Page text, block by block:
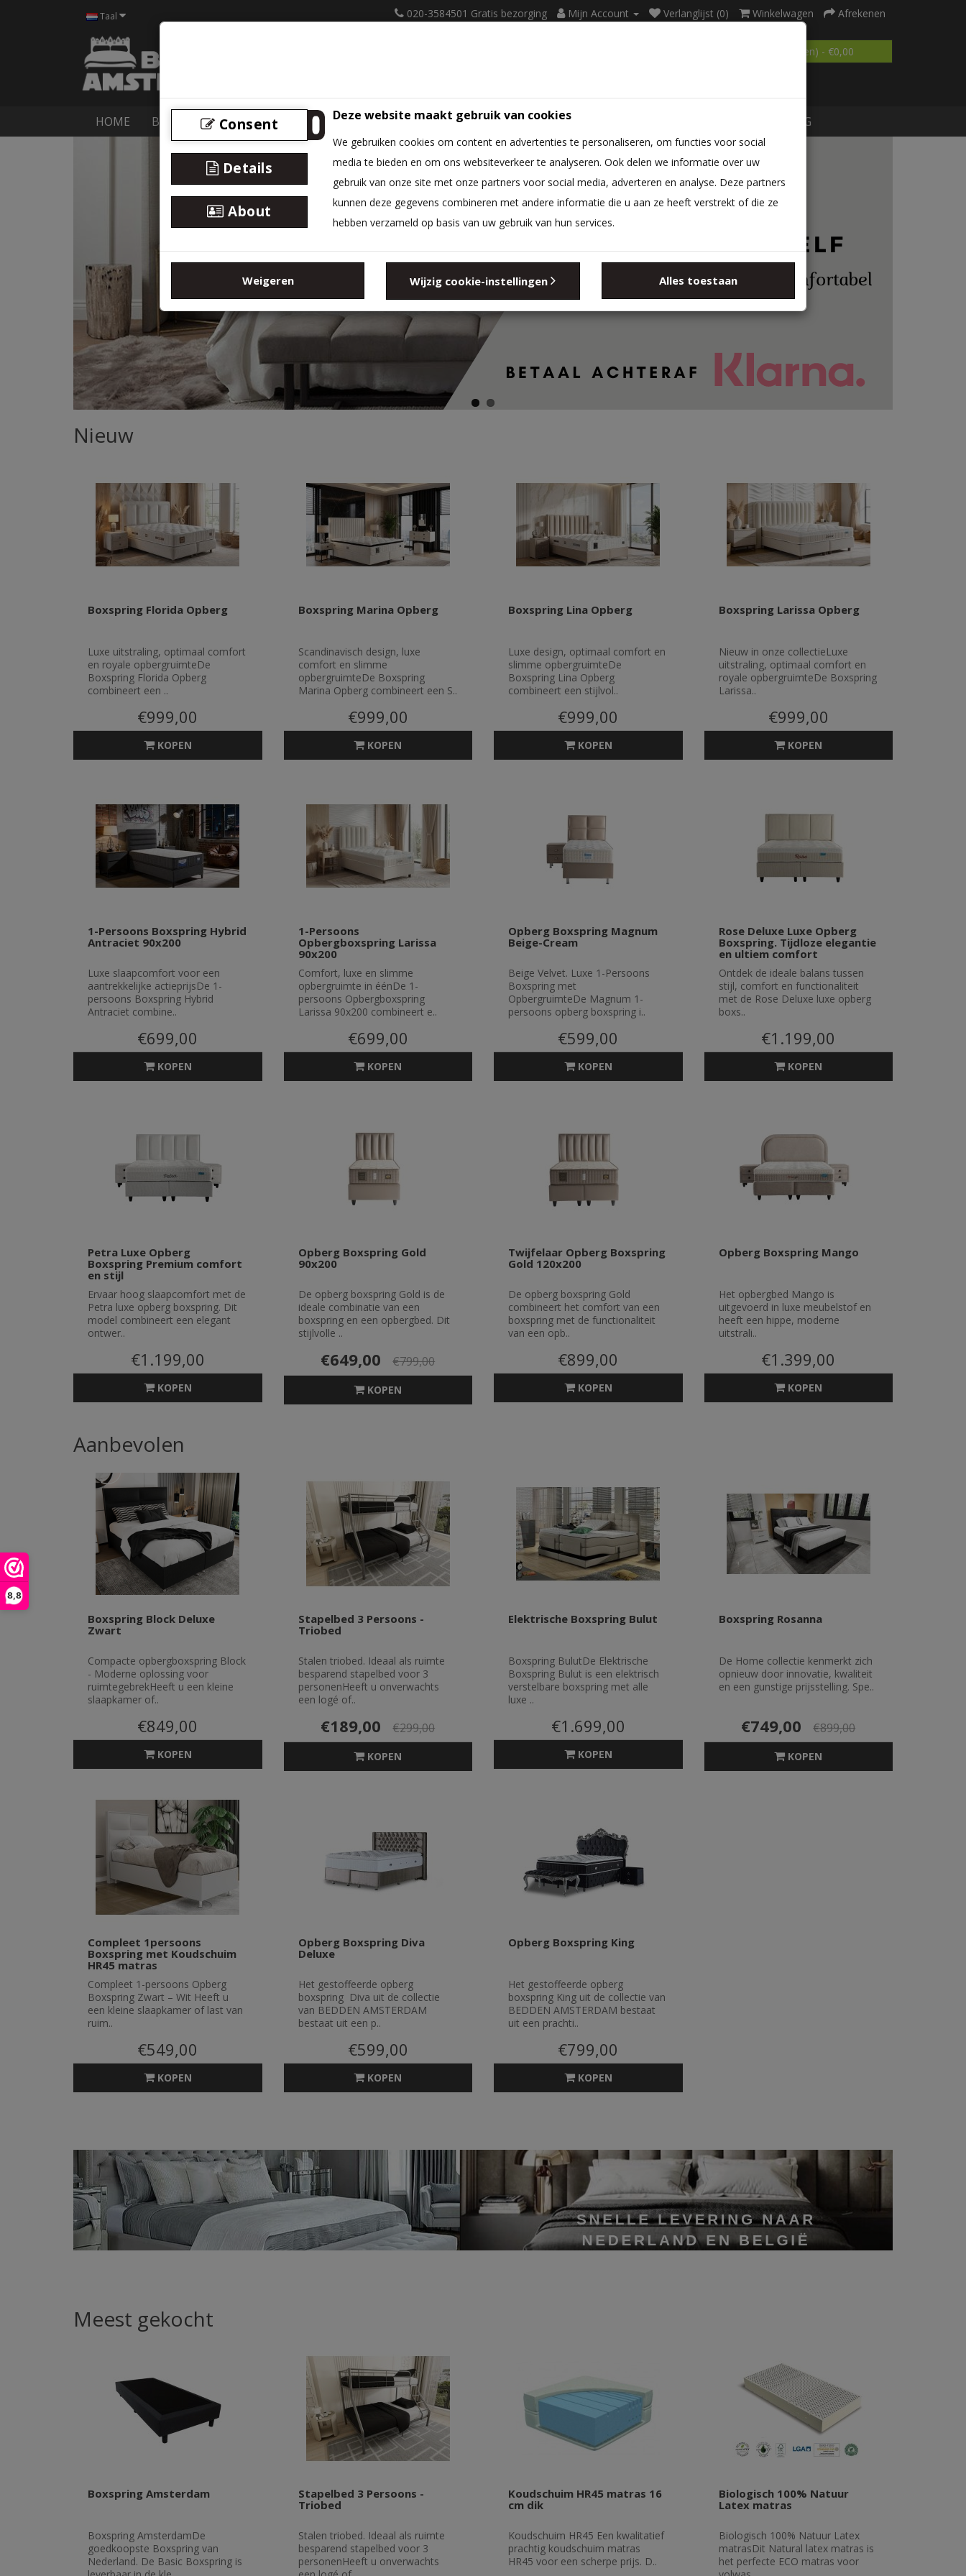
8,8
Taal 020-3584501 Gratis bezorging Mijn Account Verlanglijst (0) Winkelwagen Afrekenen
0 product(en) - €0,00
HOME BOXSPRINGS BEDDEN MATRASSEN BEDBODEM BEDTEXTIEL BLOG
Nieuw
Boxspring Florida Opberg
Luxe uitstraling, optimaal comfort
en royale opbergruimteDe
Boxspring Florida Opberg
combineert een ..
€999,00
KOPEN
Boxspring Marina Opberg
Scandinavisch design, luxe
comfort en slimme
opbergruimteDe Boxspring
Marina Opberg combineert een S..
€999,00
KOPEN
Boxspring Lina Opberg
Luxe design, optimaal comfort en
slimme opbergruimteDe
Boxspring Lina Opberg
combineert een stijlvol..
€999,00
KOPEN
Boxspring Larissa Opberg
Nieuw in onze collectieLuxe
uitstraling, optimaal comfort en
royale opbergruimteDe Boxspring
Larissa..
€999,00
KOPEN
1-Persoons Boxspring Hybrid
Antraciet 90x200
Luxe slaapcomfort voor een
aantrekkelijke actieprijsDe 1-
persoons Boxspring Hybrid
Antraciet combine..
€699,00
KOPEN
1-Persoons
Opbergboxspring Larissa
90x200
Comfort, luxe en slimme
opbergruimte in éénDe 1-
persoons Opbergboxspring
Larissa 90x200 combineert e..
€699,00
KOPEN
Opberg Boxspring Magnum
Beige-Cream
Beige Velvet. Luxe 1-Persoons
Boxspring met
OpbergruimteDe Magnum 1-
persoons opberg boxspring i..
€599,00
KOPEN
Rose Deluxe Luxe Opberg
Boxspring. Tijdloze elegantie
en ultiem comfort
Ontdek de ideale balans tussen
stijl, comfort en functionaliteit
met de Rose Deluxe luxe opberg
boxs..
€1.199,00
KOPEN
Petra Luxe Opberg
Boxspring Premium comfort
en stijl
Ervaar hoog slaapcomfort met de
Petra luxe opberg boxspring. Dit
model combineert een elegant
ontwer..
€1.199,00
KOPEN
Opberg Boxspring Gold
90x200
De opberg boxspring Gold is de
ideale combinatie van een
boxspring en een opbergbed. Dit
stijlvolle ..
€649,00 €799,00
KOPEN
Twijfelaar Opberg Boxspring
Gold 120x200
De opberg boxspring Gold
combineert het comfort van een
boxspring met de functionaliteit
van een opb..
€899,00
KOPEN
Opberg Boxspring Mango
Het opbergbed Mango is
uitgevoerd in luxe meubelstof en
heeft een hippe, moderne
uitstrali..
€1.399,00
KOPEN
Aanbevolen
Boxspring Block Deluxe
Zwart
Compacte opbergboxspring Block
- Moderne oplossing voor
ruimtegebrekHeeft u een kleine
slaapkamer of..
€849,00
KOPEN
Stapelbed 3 Persoons -
Triobed
Stalen triobed. Ideaal als ruimte
besparend stapelbed voor 3
personenHeeft u onverwachts
een logé of..
€189,00 €299,00
KOPEN
Elektrische Boxspring Bulut
Boxspring BulutDe Elektrische
Boxspring Bulut is een elektrisch
verstelbare boxspring met alle
luxe ..
€1.699,00
KOPEN
Boxspring Rosanna
De Home collectie kenmerkt zich
opnieuw door innovatie, kwaliteit
en een gunstige prijsstelling. Spe..
€749,00 €899,00
KOPEN
Compleet 1persoons
Boxspring met Koudschuim
HR45 matras
Compleet 1-persoons Opberg
Boxspring Zwart – Wit Heeft u
een kleine slaapkamer of last van
ruim..
€549,00
KOPEN
Opberg Boxspring Diva
Deluxe
Het gestoffeerde opberg
boxspring Diva uit de collectie
van BEDDEN AMSTERDAM
bestaat uit een p..
€599,00
KOPEN
Opberg Boxspring King
Het gestoffeerde opberg
boxspring King uit de collectie van
BEDDEN AMSTERDAM bestaat
uit een prachti..
€799,00
KOPEN
Meest gekocht
Boxspring Amsterdam
Boxspring AmsterdamDe
goedkoopste Boxspring van
Nederland. De Basic Boxspring is
Stapelbed 3 Persoons -
Triobed
Stalen triobed. Ideaal als ruimte
besparend stapelbed voor 3
personenHeeft u onverwachts
Koudschuim HR45 matras 16
cm dik
Koudschuim HR45 Een kwalitatief
prachtig koudschuim matras
HR45 voor een scherpe prijs. D..
Biologisch 100% Natuur
Latex matras
Biologisch 100% Natuur Latex
matrasDit Natural latex matras is
het perfecte ECO matras voor
Consent
Details
About
Deze website maakt gebruik van cookies
We gebruiken cookies om content en advertenties te personaliseren, om functies voor social
media te bieden en om ons websiteverkeer te analyseren. Ook delen we informatie over uw
gebruik van onze site met onze partners voor social media, adverteren en analyse. Deze partners
kunnen deze gegevens combineren met andere informatie die u aan ze heeft verstrekt of die ze
hebben verzameld op basis van uw gebruik van hun services.
Weigeren Wijzig cookie-instellingen Alles toestaan